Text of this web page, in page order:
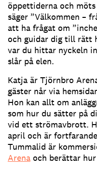
öppettiderna och
säger ”Välkommen –
att ha frågat om
och guidar dig till rätt
var du hittar nyckeln
slår på elen.
Katja är Tjörnbro
gäster når via
Hon kan allt om
som hur du sätter på
vid ett strömavbrott.
april och är
Tummalid är
Arena och berättar